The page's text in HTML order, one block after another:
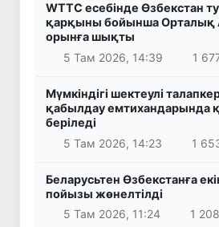
WTTC есебінде Өзбекстан
қарқыны бойынша Орталық
орынға шықты
5 Там 2026, 14:39
1
Мүмкіндігі шектеулі
қабылдау емтихандарында
беріледі
5 Там 2026, 14:23
1
Беларусьтен Өзбекстанға
пойызы жөнелтілді
5 Там 2026, 11:24
1 208